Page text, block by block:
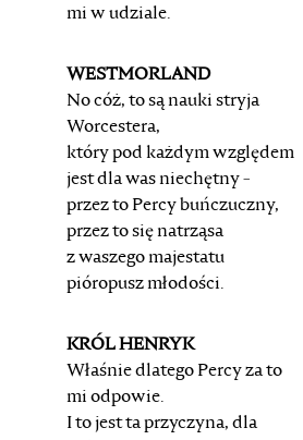
mi w udziale.
WESTMORLAND
No cóż, to są nauki stryja
Worcestera,
który pod każdym względem
jest dla was niechętny -
przez to Percy buńczuczny,
przez to się natrząsa
z waszego majestatu
pióropusz młodości.
KRÓL HENRYK
Właśnie dlatego Percy za to
mi odpowie.
I to jest ta przyczyna, dla